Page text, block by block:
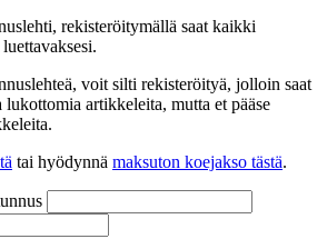
rekisteröitymällä saat kaikki
voit silti rekisteröityä, jolloin saat
artikkeleita, mutta et pääse
tai hyödynnä maksuton koejakso tästä.